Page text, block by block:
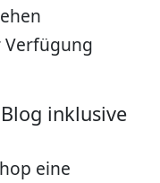
Verfügung
inklusive
eine